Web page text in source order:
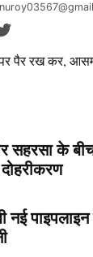
पैर रख कर,
सहरसा के